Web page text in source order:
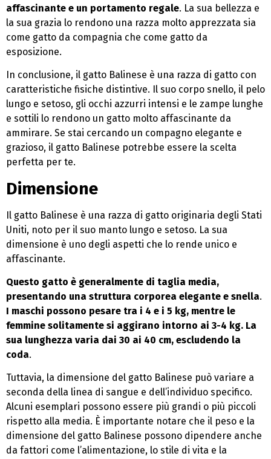
affascinante e un portamento regale. La sua bellezza e
la sua grazia lo rendono una razza molto apprezzata sia
come gatto da compagnia che come gatto da
esposizione.
In conclusione, il gatto Balinese è una razza di gatto con
caratteristiche fisiche distintive. Il suo corpo snello, il pelo
lungo e setoso, gli occhi azzurri intensi e le zampe lunghe
e sottili lo rendono un gatto molto affascinante da
ammirare. Se stai cercando un compagno elegante e
grazioso, il gatto Balinese potrebbe essere la scelta
perfetta per te.
Dimensione
Il gatto Balinese è una razza di gatto originaria degli Stati
Uniti, noto per il suo manto lungo e setoso. La sua
dimensione è uno degli aspetti che lo rende unico e
affascinante.
Questo gatto è generalmente di taglia media,
presentando una struttura corporea elegante e snella.
I maschi possono pesare tra i 4 e i 5 kg, mentre le
femmine solitamente si aggirano intorno ai 3-4 kg. La
sua lunghezza varia dai 30 ai 40 cm, escludendo la
coda.
Tuttavia, la dimensione del gatto Balinese può variare a
seconda della linea di sangue e dell’individuo specifico.
Alcuni esemplari possono essere più grandi o più piccoli
rispetto alla media. È importante notare che il peso e la
dimensione del gatto Balinese possono dipendere anche
da fattori come l’alimentazione, lo stile di vita e la